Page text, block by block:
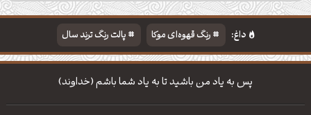
داغ: رنگ قهوه‌ای موکا
پالت رنگ ترند سال
دانلود والپیپر مذهبی
تایپوگرافی شعر مولانا
پس به یاد من باشید تا به یاد شما باشم (خداوند)